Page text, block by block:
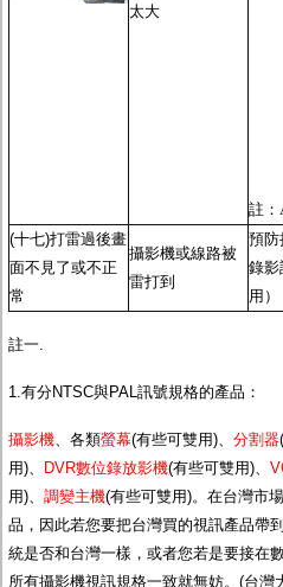
太大
註：
(十七)打雷過後畫
面不見了或不正
常
攝影機或線路被
雷打到
預防
錄影
用）
註一.
1.有分NTSC與PAL訊號規格的產品：
攝影機 、各類螢幕(有些可雙用)、 分割器
用)、
DVR數位錄放影機(有些可雙用)、
用)、 調變主機(有些可雙用)。在台灣市
品，因此若您要把台灣買的視訊產品帶
統是否和台灣一樣，或者您若是要接在
所有攝影機視訊規格一致就無妨。(台灣